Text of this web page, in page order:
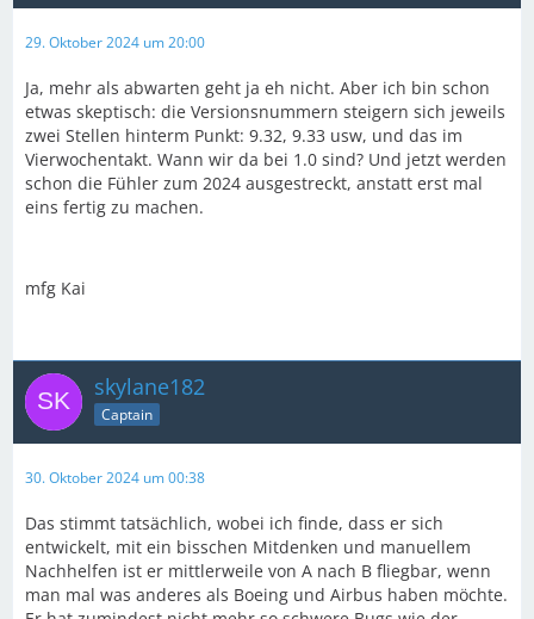
29. Oktober 2024 um 20:00
Ja, mehr als abwarten geht ja eh nicht. Aber ich bin schon
etwas skeptisch: die Versionsnummern steigern sich jeweils
zwei Stellen hinterm Punkt: 9.32, 9.33 usw, und das im
Vierwochentakt. Wann wir da bei 1.0 sind? Und jetzt werden
schon die Fühler zum 2024 ausgestreckt, anstatt erst mal
eins fertig zu machen.
mfg Kai
skylane182
Captain
30. Oktober 2024 um 00:38
Das stimmt tatsächlich, wobei ich finde, dass er sich
entwickelt, mit ein bisschen Mitdenken und manuellem
Nachhelfen ist er mittlerweile von A nach B fliegbar, wenn
man mal was anderes als Boeing und Airbus haben möchte.